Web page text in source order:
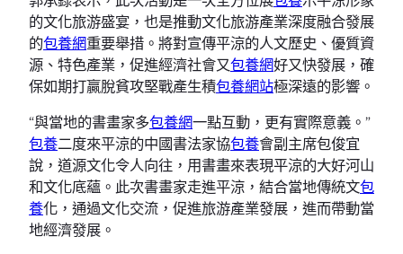
的文化旅游盛宴，也是推動文化旅游產業深度融合發展
的包養網重要舉措。將對宣傳平涼的人文歷史、優質資
源、特色產業，促進經濟社會又包養網好又快發展，確
保如期打贏脫貧攻堅戰產生積包養網站極深遠的影響。
“與當地的書畫家多包養網一點互動，更有實際意義。”
包養二度來平涼的中國書法家協包養會副主席包俊宜
說，道源文化令人向往，用書畫來表現平涼的大好河山
和文化底蘊。此次書畫家走進平涼，結合當地傳統文包
養化，通過文化交流，促進旅游產業發展，進而帶動當
地經濟發展。